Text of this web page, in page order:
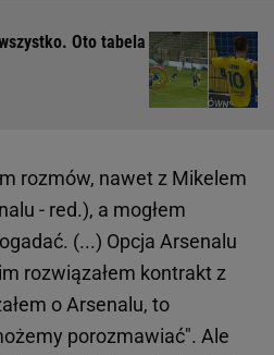
Oto tabela
rozmów, nawet z Mikelem
- red.), a mogłem
(...) Opcja Arsenalu
rozwiązałem kontrakt z
o Arsenalu, to
porozmawiać". Ale